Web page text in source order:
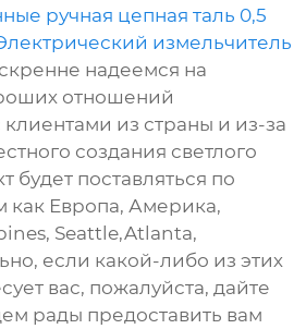
ручная цепная таль 0,5
измельчитель
надеемся на
отношений
клиентами из страны и из-за
создания светлого
будет поставляться по
как Европа, Америка,
Seattle,Atlanta,
если какой-либо из этих
вас, пожалуйста, дайте
рады предоставить вам